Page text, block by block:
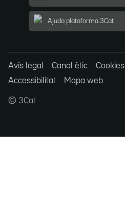
Ajuda plataforma 3Cat
Avís legal Canal ètic Cookies
Accessibilitat
Mapa web
© 3Cat